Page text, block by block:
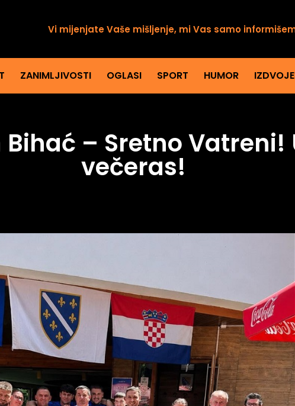
Vi mijenjate Vaše mišljenje, mi Vas samo
ZANIMLJIVOSTI OGLASI SPORT HUMOR
– Sretno Vatreni!
večeras!